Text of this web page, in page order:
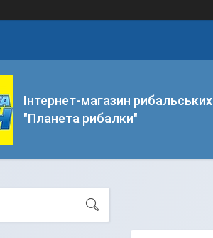
Інтернет-магазин рибальських
"Планета рибалки"